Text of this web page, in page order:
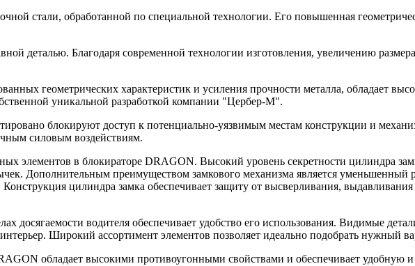
стали, обработанной по специальной технологии. Его повышенная
деталью. Благодаря современной технологии изготовления, увеличению
геометрических характеристик и усиления прочности металла, обладает
уникальной разработкой компании "Цербер-М".
блокируют доступ к потенциально-уязвимым местам конструкции и
силовым воздействиям.
элементов в блокираторе DRAGON. Высокий уровень секретности цилиндра
Дополнительным преимуществом замкового механизма является уменьшенный
цилиндра замка обеспечивает защиту от высверливания,
досягаемости водителя обеспечивает удобство его использования. Видимые
Широкий ассортимент элементов позволяет идеально подобрать нужный
обладает высокими противоугонными свойствами и обеспечивает удобную